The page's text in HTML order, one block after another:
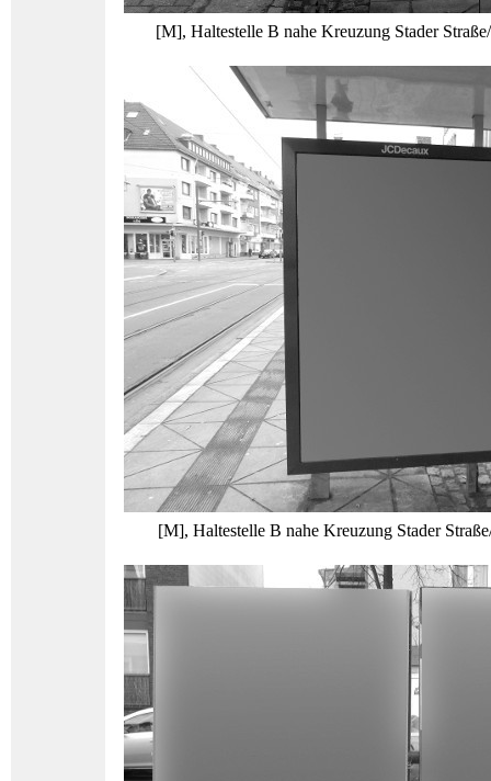
[M], Haltestelle B nahe Kreuzung Stader
[M], Haltestelle B nahe Kreuzung Stader